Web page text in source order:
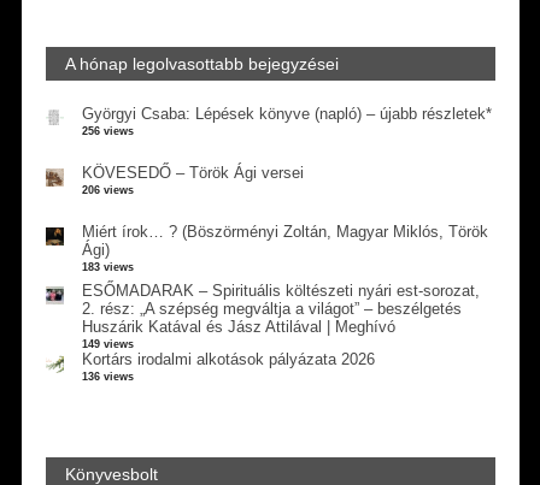
A hónap legolvasottabb bejegyzései
Györgyi Csaba: Lépések könyve (napló) – újabb részletek*
256 views
KÖVESEDŐ – Török Ági versei
206 views
Miért írok… ? (Böszörményi Zoltán, Magyar Miklós, Török
Ági)
183 views
ESŐMADARAK – Spirituális költészeti nyári est-sorozat,
2. rész: „A szépség megváltja a világot” – beszélgetés
Huszárik Katával és Jász Attilával | Meghívó
149 views
Kortárs irodalmi alkotások pályázata 2026
136 views
Könyvesbolt